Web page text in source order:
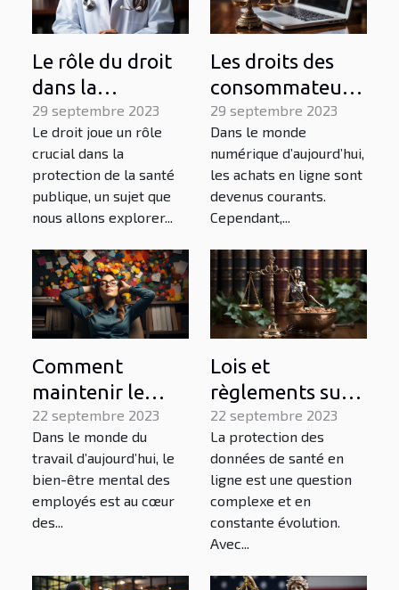
Le rôle du droit
dans la
protection de la
santé publique
29 septembre 2023
Le droit joue un rôle
crucial dans la
protection de la santé
publique, un sujet que
nous allons explorer...
Les droits des
consommateurs
en ligne : ce que
vous devez
savoir
29 septembre 2023
Dans le monde
numérique d’aujourd’hui,
les achats en ligne sont
devenus courants.
Cependant,...
Comment
maintenir le
bien-être mental
des employés
grâce à une
bonne gestion
des ressources
22 septembre 2023
Dans le monde du
travail d’aujourd’hui, le
bien-être mental des
employés est au cœur
des...
Lois et
règlements sur
la protection des
données de
santé en ligne
22 septembre 2023
La protection des
données de santé en
ligne est une question
complexe et en
constante évolution.
Avec...